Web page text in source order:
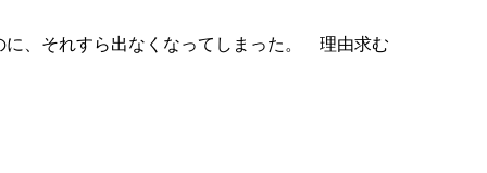
に、それすら出なくなってしまった。 理由求む